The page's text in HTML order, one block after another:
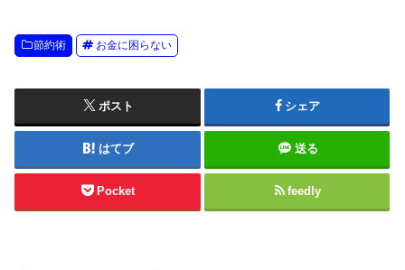
節約術 お金に困らない
ポスト シェア
はてブ 送る
Pocket feedly